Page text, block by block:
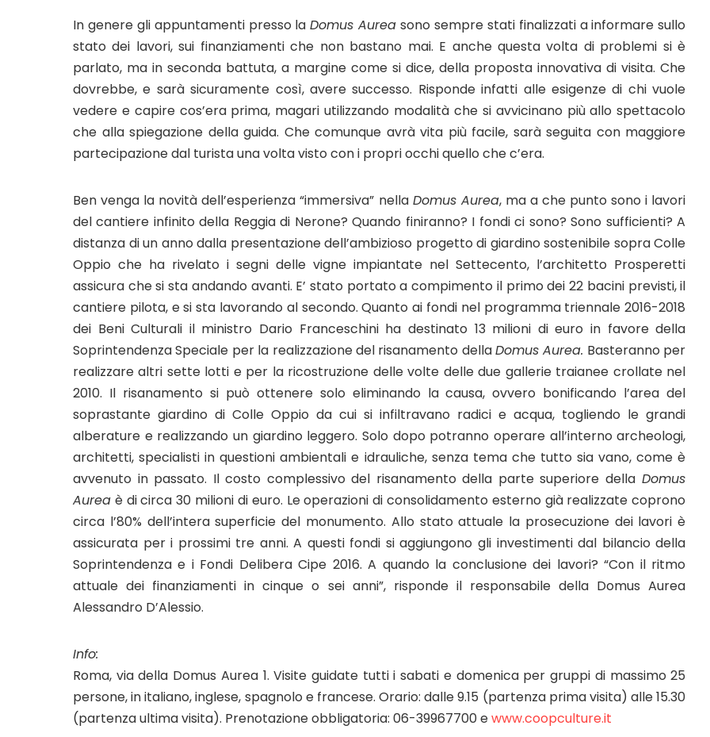
In genere gli appuntamenti presso laDomus Aurea sono sempre stati finalizzati a informare sullo
stato dei lavori, sui finanziamenti che non bastano mai. E anche questa volta di problemi si è
parlato, ma in seconda battuta, a margine come si dice, della proposta innovativa di visita. Che
dovrebbe, e sarà sicuramente così, avere successo. Risponde infatti alle esigenze di chi vuole
vedere e capire cos’era prima, magari utilizzando modalità che si avvicinano più allo spettacolo
che alla spiegazione della guida. Che comunque avrà vita più facile, sarà seguita con maggiore
partecipazione dal turista una volta visto con i propri occhi quello che c’era.
Ben venga la novità dell’esperienza “immersiva” nella Domus Aurea, ma a che punto sono i lavori
del cantiere infinito della Reggia di Nerone? Quando finiranno? I fondi ci sono? Sono sufficienti? A
distanza di un anno dalla presentazione dell’ambizioso progetto di giardino sostenibile sopra Colle
Oppio che ha rivelato i segni delle vigne impiantate nel Settecento, l’architetto Prosperetti
assicura che si sta andando avanti. E’ stato portato a compimento il primo dei 22 bacini previsti, il
cantiere pilota, e si sta lavorando al secondo. Quanto ai fondi nel programma triennale 2016-2018
dei Beni Culturali il ministro Dario Franceschini ha destinato 13 milioni di euro in favore della
Soprintendenza Speciale per la realizzazione del risanamento dellaDomus Aurea. Basteranno per
realizzare altri sette lotti e per la ricostruzione delle volte delle due gallerie traianee crollate nel
2010. Il risanamento si può ottenere solo eliminando la causa, ovvero bonificando l’area del
soprastante giardino di Colle Oppio da cui si infiltravano radici e acqua, togliendo le grandi
alberature e realizzando un giardino leggero. Solo dopo potranno operare all’interno archeologi,
architetti, specialisti in questioni ambientali e idrauliche, senza tema che tutto sia vano, come è
avvenuto in passato. Il costo complessivo del risanamento della parte superiore dellaDomus
Aurea è di circa 30 milioni di euro. Le operazioni di consolidamento esterno già realizzate coprono
circa l’80% dell’intera superficie del monumento. Allo stato attuale la prosecuzione dei lavori è
assicurata per i prossimi tre anni. A questi fondi si aggiungono gli investimenti dal bilancio della
Soprintendenza e i Fondi Delibera Cipe 2016. A quando la conclusione dei lavori? “Con il ritmo
attuale dei finanziamenti in cinque o sei anni”, risponde il responsabile della Domus Aurea
Alessandro D’Alessio.
Info:
Roma, via della Domus Aurea 1. Visite guidate tutti i sabati e domenica per gruppi di massimo 25
persone, in italiano, inglese, spagnolo e francese. Orario: dalle 9.15 (partenza prima visita) alle 15.30
(partenza ultima visita). Prenotazione obbligatoria: 06-39967700 ewww.coopculture.it